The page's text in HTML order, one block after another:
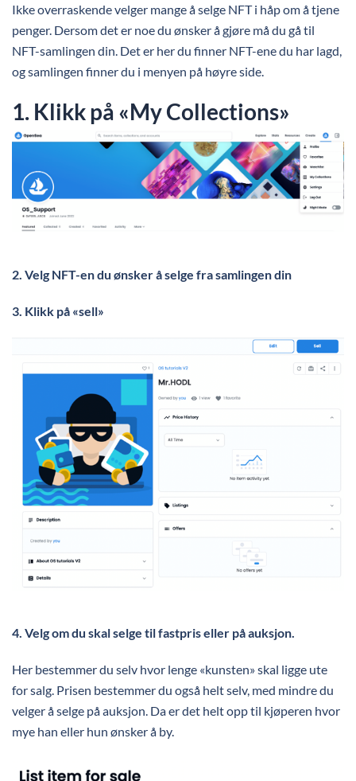
Ikke overraskende velger mange å selge NFT i håp om å tjene
penger. Dersom det er noe du ønsker å gjøre må du gå til
NFT-samlingen din. Det er her du finner NFT-ene du har lagd,
og samlingen finner du i menyen på høyre side.
1. Klikk på «My Collections»
2. Velg NFT-en du ønsker å selge fra samlingen din
3. Klikk på «sell»
4. Velg om du skal selge til fastpris eller på auksjon.
Her bestemmer du selv hvor lenge «kunsten» skal ligge ute
for salg. Prisen bestemmer du også helt selv, med mindre du
velger å selge på auksjon. Da er det helt opp til kjøperen hvor
mye han eller hun ønsker å by.